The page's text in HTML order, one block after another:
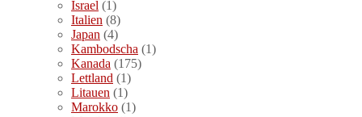
Israel (1)
Italien (8)
Japan (4)
Kambodscha (1)
Kanada (175)
Lettland (1)
Litauen (1)
Marokko (1)